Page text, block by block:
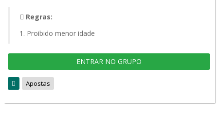
Regras:
Proibido menor idade
ENTRAR NO GRUPO
Apostas